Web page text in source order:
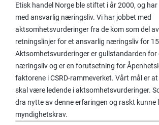
Etisk handel Norge ble stiftet i år 2000, og
med ansvarlig næringsliv. Vi har jobbet med
aktsomhetsvurderinger fra de kom som del av
retningslinjer for et ansvarlig næringsliv for
Aktsomhetsvurderinger er gullstandarden for
næringsliv og er en forutsetning for
faktorene i CSRD-rammeverket. Vårt mål er
skal være ledende i aktsomhetsvurderinger.
dra nytte av denne erfaringen og raskt kunne
myndighetskrav.